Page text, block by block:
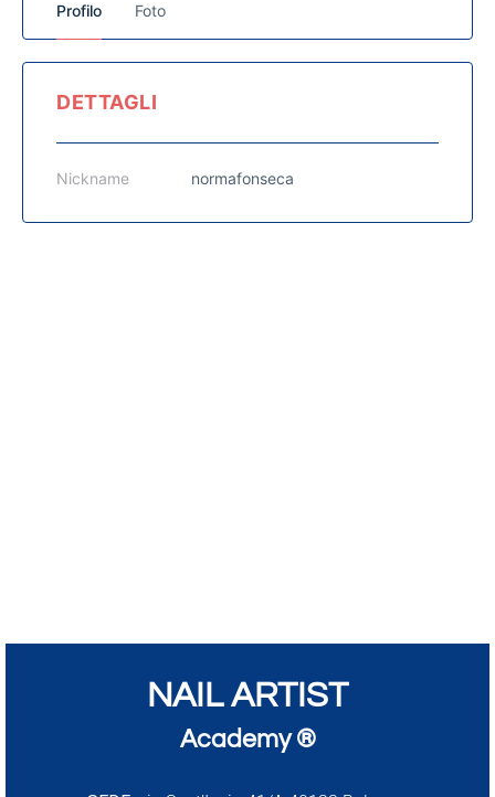
Profilo Foto
DETTAGLI
Nickname normafonseca
NAIL ARTIST
Academy ®